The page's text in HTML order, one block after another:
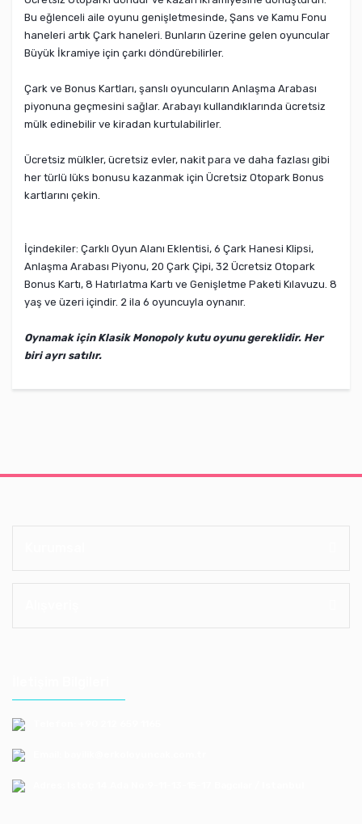
Bu eğlenceli aile oyunu genişletmesinde, Şans ve Kamu Fonu
haneleri artık Çark haneleri. Bunların üzerine gelen oyuncular
Büyük İkramiye için çarkı döndürebilirler.
Çark ve Bonus Kartları, şanslı oyuncuların Anlaşma Arabası
piyonuna geçmesini sağlar. Arabayı kullandıklarında ücretsiz
mülk edinebilir ve kiradan kurtulabilirler.
Ücretsiz mülkler, ücretsiz evler, nakit para ve daha fazlası gibi
her türlü lüks bonusu kazanmak için Ücretsiz Otopark Bonus
kartlarını çekin.
İçindekiler: Çarklı Oyun Alanı Eklentisi, 6 Çark Hanesi Klipsi,
Anlaşma Arabası Piyonu, 20 Çark Çipi, 32 Ücretsiz Otopark
Bonus Kartı, 8 Hatırlatma Kartı ve Genişletme Paketi Kılavuzu. 8
yaş ve üzeri içindir. 2 ila 6 oyuncuyla oynanır.
Oynamak için Klasik Monopoly kutu oyunu gereklidir. Her
biri ayrı satılır.